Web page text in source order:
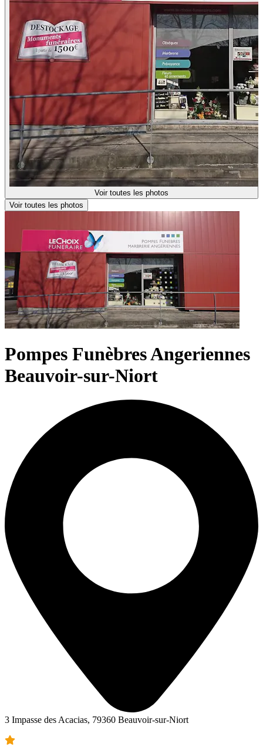
Voir toutes les photos
Voir toutes les photos
Pompes Funèbres Angeriennes
Beauvoir-sur-Niort
3 Impasse des Acacias, 79360 Beauvoir-sur-Niort